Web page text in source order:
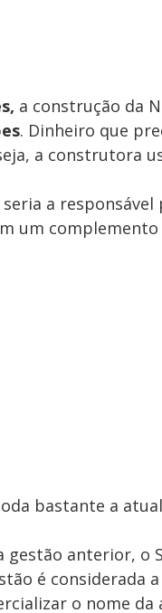
a construção da
. Dinheiro que
a construtora
a
um
bastante a
gestão anterior, o
é considerada
o nome da